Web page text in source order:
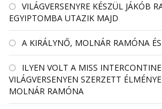
VILÁGVERSENYRE KÉSZÜL JÁKÓB
EGYIPTOMBA UTAZIK MAJD
A KIRÁLYNŐ, MOLNÁR RAMÓNA
ILYEN VOLT A MISS
VILÁGVERSENYEN SZERZETT
MOLNÁR RAMÓNA